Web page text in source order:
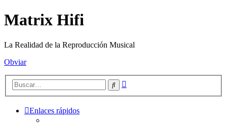
Matrix Hifi
La Realidad de la Reproducción Musical
Obviar
Buscar
Enlaces rápidos